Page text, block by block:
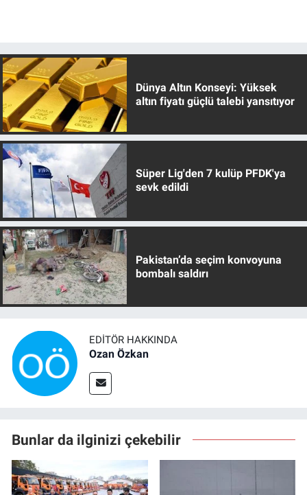
Dünya Altın Konseyi: Yüksek
altın fiyatı güçlü talebi yansıtıyor
Süper Lig'den 7 kulüp PFDK'ya
sevk edildi
Pakistan’da seçim konvoyuna
bombalı saldırı
EDITÖR HAKKINDA
Ozan Özkan
Bunlar da ilginizi çekebilir